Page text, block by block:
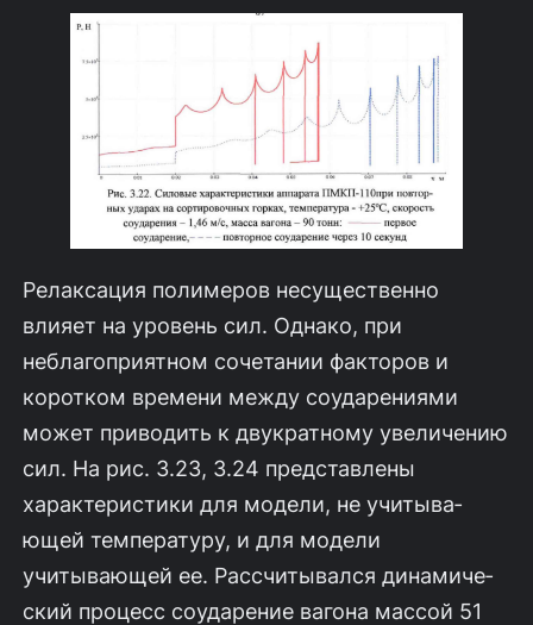
Релаксация полимеров несущественно
влияет на уровень сил. Однако, при
неблагоприятном сочетании факторов и
коротком времени между соударения­ми
может приводить к двукратному увеличению
сил. На рис. 3.23, 3.24 представлены
характеристики для модели, не учитыва­
ющей температуру, и для модели
учитывающей ее. Рассчитывался динамиче­
ский процесс соударение вагона массой 51